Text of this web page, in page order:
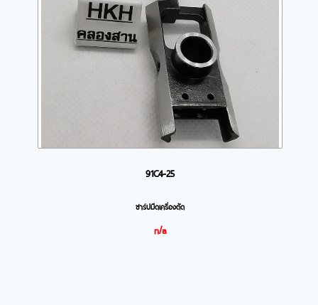
91C4-25
ชาร์ปมีดเครื่องตัด
n/a